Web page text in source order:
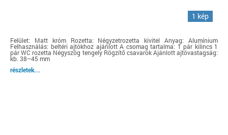
1 kép
Felület: Matt króm Rozetta: Négyzetrozetta kivitel Anyag: Alumínium
Felhasználás: beltéri ajtókhoz ajánlott A csomag tartalma: 1 pár kilincs 1
pár WC rozetta Négyszög tengely Rögzítő csavarok Ajánlott ajtóvastagság:
kb. 38–45 mm
részletek...